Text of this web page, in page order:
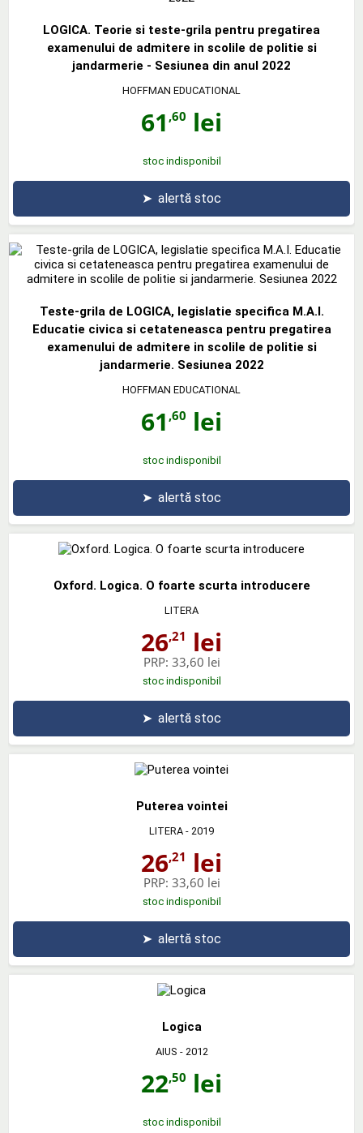
LOGICA. Teorie si teste-grila pentru pregatirea
examenului de admitere in scolile de politie si
jandarmerie - Sesiunea din anul 2022
HOFFMAN EDUCATIONAL
61 ,60 lei
stoc indisponibil
➤ alertă stoc
Teste-grila de LOGICA, legislatie specifica M.A.I.
Educatie civica si cetateneasca pentru pregatirea
examenului de admitere in scolile de politie si
jandarmerie. Sesiunea 2022
HOFFMAN EDUCATIONAL
61 ,60 lei
stoc indisponibil
➤ alertă stoc
Oxford. Logica. O foarte scurta introducere
LITERA
26,21 lei
PRP: 33,60 lei
stoc indisponibil
➤ alertă stoc
Puterea vointei
LITERA - 2019
26,21 lei
PRP: 33,60 lei
stoc indisponibil
➤ alertă stoc
Logica
AIUS - 2012
22,50 lei
stoc indisponibil